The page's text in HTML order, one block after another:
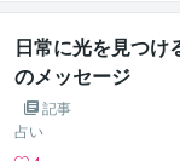
日常に光を見つけ
のメッセージ
記事
占い